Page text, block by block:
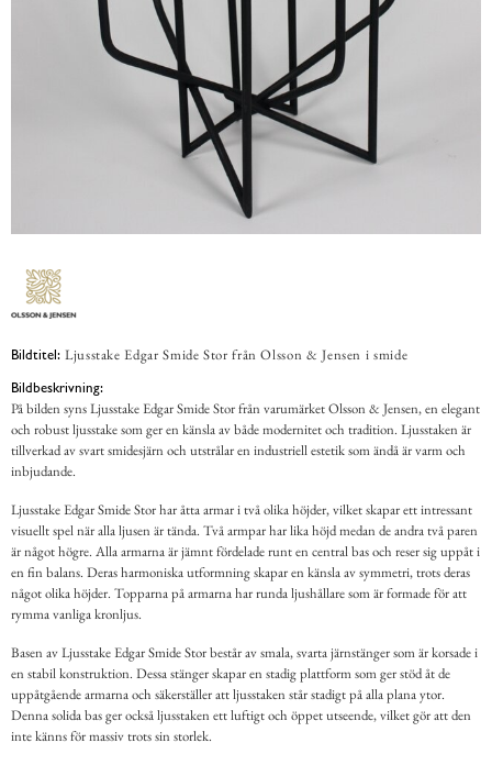
Bildtitel: Ljusstake Edgar Smide Stor från Olsson & Jensen i smide
Bildbeskrivning:
På bilden syns Ljusstake Edgar Smide Stor från varumärket Olsson & Jensen, en elegant
och robust ljusstake som ger en känsla av både modernitet och tradition. Ljusstaken är
tillverkad av svart smidesjärn och utstrålar en industriell estetik som ändå är varm och
inbjudande.
Ljusstake Edgar Smide Stor har åtta armar i två olika höjder, vilket skapar ett intressant
visuellt spel när alla ljusen är tända. Två armpar har lika höjd medan de andra två paren
är något högre. Alla armarna är jämnt fördelade runt en central bas och reser sig uppåt i
en fin balans. Deras harmoniska utformning skapar en känsla av symmetri, trots deras
något olika höjder. Topparna på armarna har runda ljushållare som är formade för att
rymma vanliga kronljus.
Basen av Ljusstake Edgar Smide Stor består av smala, svarta järnstänger som är korsade i
en stabil konstruktion. Dessa stänger skapar en stadig plattform som ger stöd åt de
uppåtgående armarna och säkerställer att ljusstaken står stadigt på alla plana ytor.
Denna solida bas ger också ljusstaken ett luftigt och öppet utseende, vilket gör att den
inte känns för massiv trots sin storlek.